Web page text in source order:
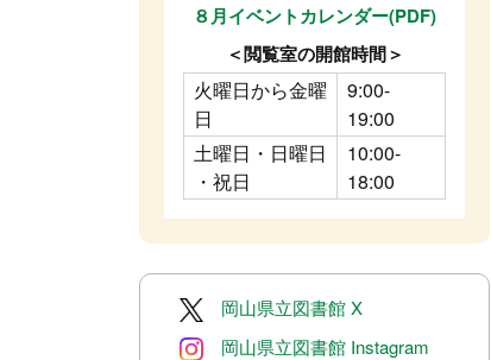
８月イベントカレンダー(PDF)
＜閲覧室の開館時間＞
火曜日から金曜
日
9:00-
19:00
土曜日・日曜日
・祝日
10:00-
18:00
岡山県立図書館 X
岡山県立図書館 Instagram